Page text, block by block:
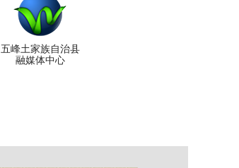
五峰土家族自治县
融媒体中心